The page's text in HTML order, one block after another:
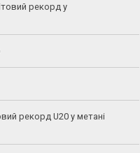
рекорд у
рекорд U20 у метані